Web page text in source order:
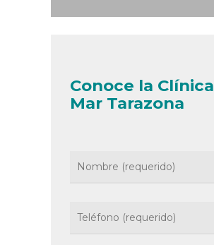
Conoce la Clínica
Mar Tarazona